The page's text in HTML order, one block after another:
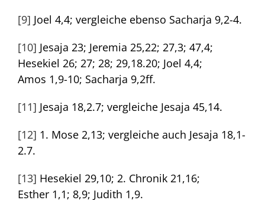
[9] Joel 4,4; vergleiche ebenso Sacharja 9,2-4.
[10] Jesaja 23; Jeremia 25,22; 27,3; 47,4;
Hesekiel 26; 27; 28; 29,18.20; Joel 4,4;
Amos 1,9-10; Sacharja 9,2ff.
[11] Jesaja 18,2.7; vergleiche Jesaja 45,14.
[12] 1. Mose 2,13; vergleiche auch Jesaja 18,1-
2.7.
[13] Hesekiel 29,10; 2. Chronik 21,16;
Esther 1,1; 8,9; Judith 1,9.